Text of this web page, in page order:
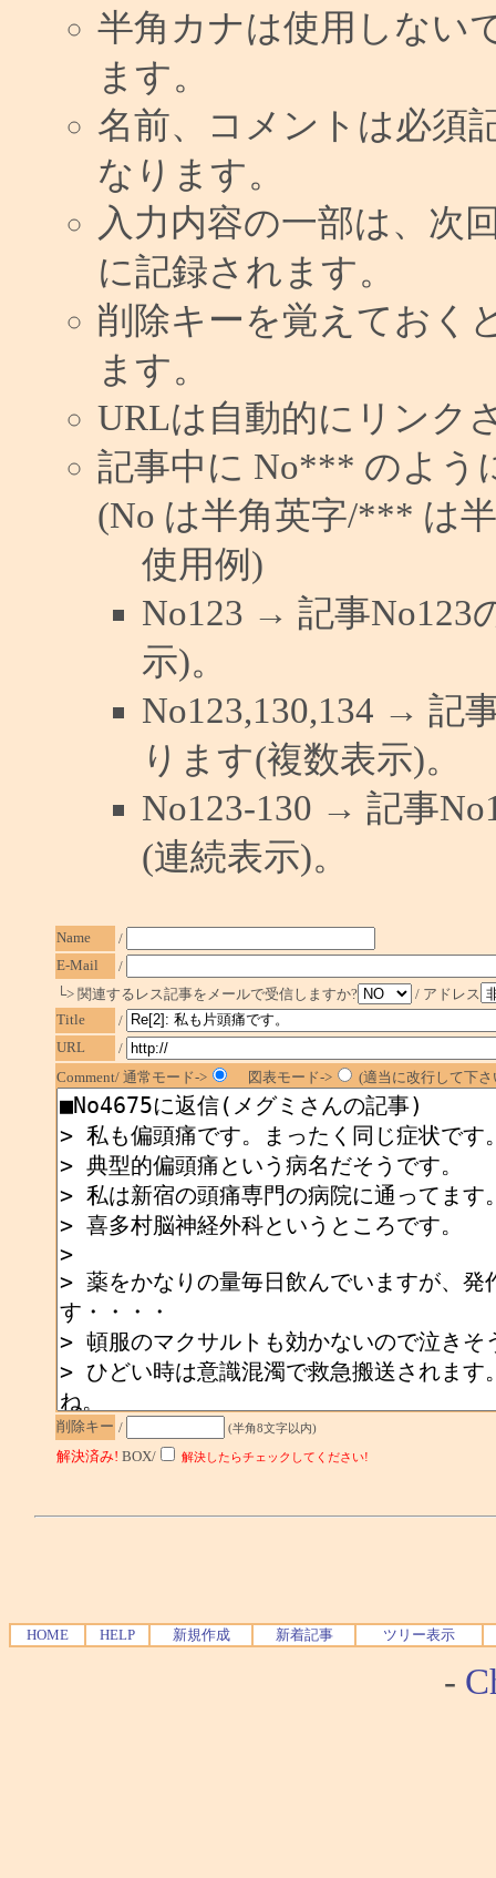
半角カナは使用しない
ます。
名前、コメントは必須
なります。
入力内容の一部は、次
に記録されます。
削除キーを覚えておく
ます。
URLは自動的にリンク
記事中に No*** のよう
(No は半角英字/*** は
使用例)
No123 → 記事No123
示)。
No123,130,134 → 記
ります(複数表示)。
No123-130 → 記事
(連続表示)。
Name
/
E-Mail
/
└> 関連するレス記事をメールで受信しますか?
/ アドレス
Title
/
URL
/
Comment/ 通常モード->
図表モード-> (適当に改行して下
削除キー / (半角8文字以内)
解決済み! BOX/ 解決したらチェックしてください!
HOME HELP 新規作成 新着記事 ツリー表示
-